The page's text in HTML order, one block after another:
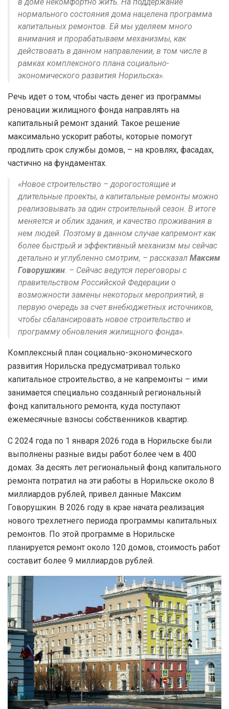
нормального состояния дома нацелена программа
капитальных ремонтов. Ей мы уделяем много
внимания и прорабатываем механизмы, как
действовать в данном направлении, в том числе в
рамках комплексного плана социально-
экономического развития Норильска».
Речь идет о том, чтобы часть денег из программы
реновации жилищного фонда направлять на
капитальный ремонт зданий. Такое решение
максимально ускорит работы, которые помогут
продлить срок службы домов, – на кровлях, фасадах,
частично на фундаментах.
«Новое строительство – дорогостоящие и
длительные проекты, а капитальные ремонты можно
реализовывать за один строительный сезон. В итоге
меняется и облик здания, и качество проживания в
нем людей. Поэтому в данном случае капремонт как
более быстрый и эффективный механизм мы сейчас
детально и углубленно смотрим, – рассказал Максим
Говорушкин . – Сейчас ведутся переговоры с
правительством Российской Федерации о
возможности замены некоторых мероприятий, в
первую очередь за счет внебюджетных источников,
чтобы сбалансировать новое строительство и
программу обновления жилищного фонда».
Комплексный план социально-экономического
развития Норильска предусматривал только
капитальное строительство, а не капремонты – ими
занимается специально созданный региональный
фонд капитального ремонта, куда поступают
ежемесячные взносы собственников квартир.
С 2024 года по 1 января 2026 года в Норильске были
выполнены разные виды работ более чем в 400
домах. За десять лет региональный фонд капитального
ремонта потратил на эти работы в Норильске около 8
миллиардов рублей, привел данные Максим
Говорушкин. В 2026 году в крае начата реализация
нового трехлетнего периода программы капитальных
ремонтов. По этой программе в Норильске
планируется ремонт около 120 домов, стоимость работ
составит более 9 миллиардов рублей.